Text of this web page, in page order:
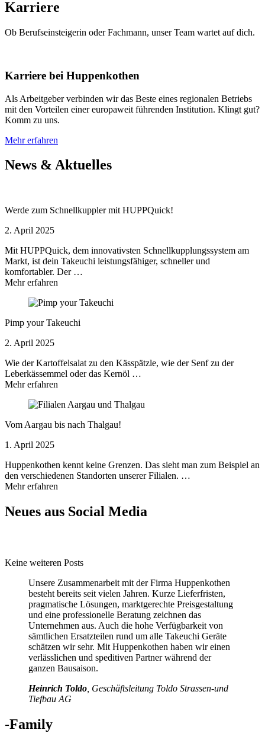
Karriere
Ob Berufseinsteigerin oder Fachmann, unser Team wartet auf dich.
Karriere bei Huppenkothen
Als Arbeitgeber verbinden wir das Beste eines regionalen Betriebs
mit den Vorteilen einer europaweit führenden Institution. Klingt gut?
Komm zu uns.
Mehr erfahren
News & Aktuelles
Werde zum Schnellkuppler mit HUPPQuick!
2. April 2025
Mit HUPPQuick, dem innovativsten Schnell­kupplungs­system am
Markt, ist dein Takeuchi leistungsfähiger, schneller und
komfortabler. Der …
Mehr erfahren
Pimp your Takeuchi
2. April 2025
Wie der Kartoffelsalat zu den Kässpätzle, wie der Senf zu der
Leberkässemmel oder das Kernöl …
Mehr erfahren
Vom Aargau bis nach Thalgau!
1. April 2025
Huppenkothen kennt keine Grenzen. Das sieht man zum Beispiel an
den verschiedenen Standorten unserer Filialen. …
Mehr erfahren
Neues aus Social Media
Keine weiteren Posts
Unsere Zusammenarbeit mit der Firma Huppenkothen
besteht bereits seit vielen Jahren. Kurze Lieferfristen,
pragmatische Lösungen, marktgerechte Preisgestaltung
und eine professionelle Beratung zeichnen das
Unternehmen aus. Auch die hohe Verfügbarkeit von
sämtlichen Ersatzteilen rund um alle Takeuchi Geräte
schätzen wir sehr. Mit Huppenkothen haben wir einen
verlässlichen und speditiven Partner während der
ganzen Bausaison.
Heinrich Toldo , Geschäftsleitung Toldo Strassen-und
Tiefbau AG
-Family